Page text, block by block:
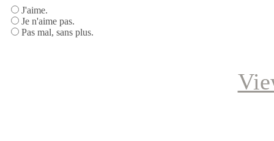
J'aime.
Je n'aime pas.
Pas mal, sans plus.